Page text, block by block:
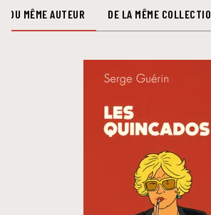
DU MÊME AUTEUR DE LA MÊME